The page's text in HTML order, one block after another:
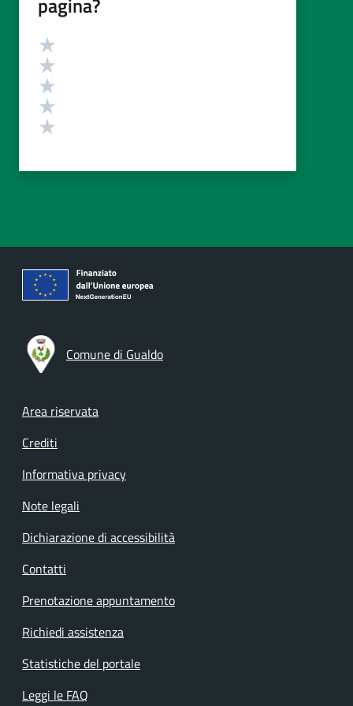
pagina?
Valutazione
Comune di Gualdo
Footer menu
Area riservata
Crediti
Informativa privacy
Note legali
Dichiarazione di accessibilità
Contatti
Prenotazione appuntamento
Richiedi assistenza
Statistiche del portale
Leggi le FAQ